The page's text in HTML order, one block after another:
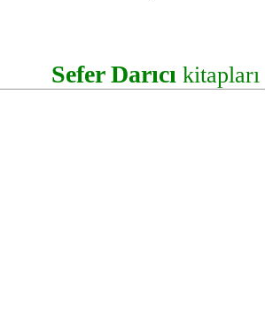
Sefer Darıcı kitapları